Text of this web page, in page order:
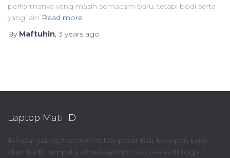
performanya yang masih semacam baru, tetapi bodi serta
yang lain Read more
By Maftuhin, 3 years ago
Laptop Mati ID
Tempat jual laptop matidi Denpasar Bali, kedepan kami
akan hadir Tempat jual beli laptop matibekas di Jogja /